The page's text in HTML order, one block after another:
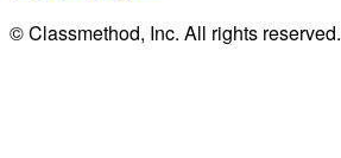
© Classmethod, Inc. All rights reserved.